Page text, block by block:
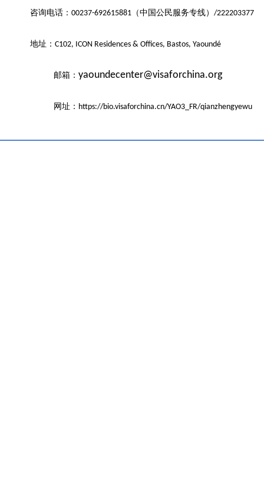
咨询电话： 00237-692615881 （中国公民服务专线） /222203377
地址： C102, ICON Residences & Offices, Bastos, Yaoundé
邮箱： yaoundecenter@visaforchina.org
网址： https://bio.visaforchina.cn/YAO3_FR/qianzhengyewu